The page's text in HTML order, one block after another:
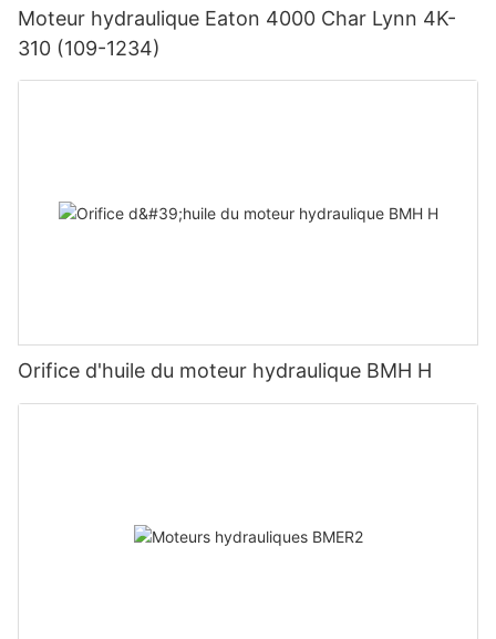
Moteur hydraulique Eaton 4000 Char Lynn 4K-
310 (109-1234)
Orifice d'huile du moteur hydraulique BMH H